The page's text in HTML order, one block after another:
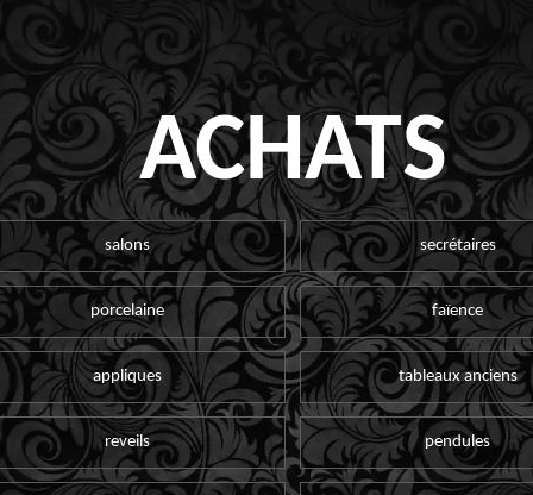
ACHATS
salons secrétaires
porcelaine faïence
appliques tableaux anciens
reveils pendules